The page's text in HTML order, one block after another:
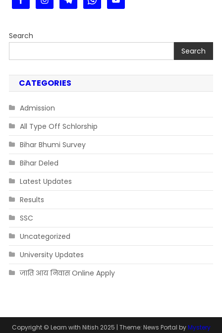
Search
Search
CATEGORIES
Admission
All Type Off Schlorship
Bihar Bhumi Survey
Bihar Deled
Latest Updates
Results
SSC
Uncategorized
University Updates
जाति आय निवास Online Apply
Copyright © Learn with Nitish 2025 | Theme: News Portal byMystery